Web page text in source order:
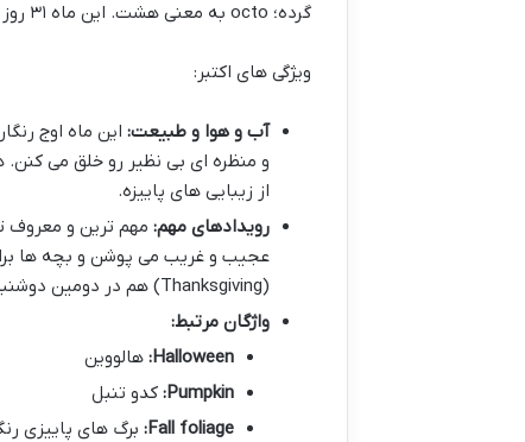
گرده؛ octo به معنی هشت. این ماه ۳۱ روز داره و معادل شمسی اش از
ویژگی های اکتبر:
آب و هوا و طبیعت: این ماه اوج
و منظره ای بی نظیر رو خلق می کنن.
از زیبایی های پاییزه.
رویدادهای مهم:
عجیب و غریب می پوشن و بچه ها
(Thanksgiving) هم در دومین دوشنبه اکتبر برگزار میشه.
واژگان مرتبط:
Halloween: هالووین
Pumpkin: کدو تنبل
Fall foliage: برگ های پاییزی